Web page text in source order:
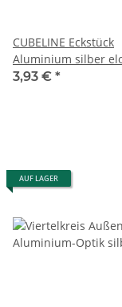
CUBELINE Eckstück
Aluminium silber
9mm
3,93 € *
AUF LAGER